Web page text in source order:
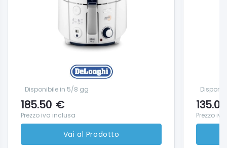
Dimensione massima del piatto (cm): 35
Segnalatore forno "pronto": ✓
Potenza forno (W): 2000 W
Termostato (°C): 80-220
Disponibile in 5/8 gg
185.50 €
Prezzo iva inclusa
Vai al Prodotto
135.00
Prezzo